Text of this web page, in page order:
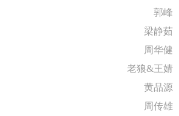
郭峰
梁静茹
周华健
老狼&王婧
黄品源
周传雄